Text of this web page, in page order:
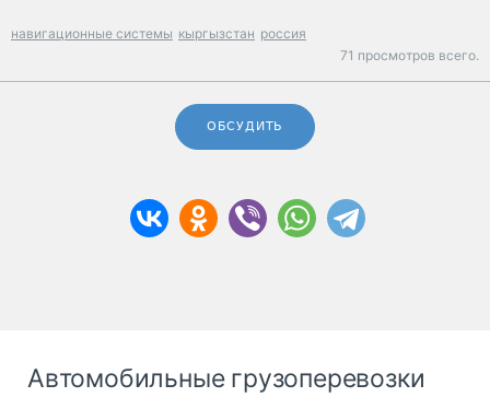
навигационные системы кыргызстан россия
71 просмотров всего.
ОБСУДИТЬ
Автомобильные грузоперевозки